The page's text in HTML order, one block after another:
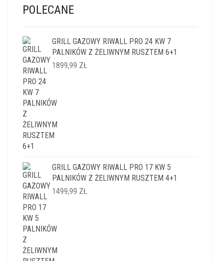
POLECANE
GRILL GAZOWY RIWALL PRO 24 KW 7
PALNIKÓW Z ŻELIWNYM RUSZTEM 6+1
1899,99 ZŁ
GRILL GAZOWY RIWALL PRO 17 KW 5
PALNIKÓW Z ŻELIWNYM RUSZTEM 4+1
1499,99 ZŁ